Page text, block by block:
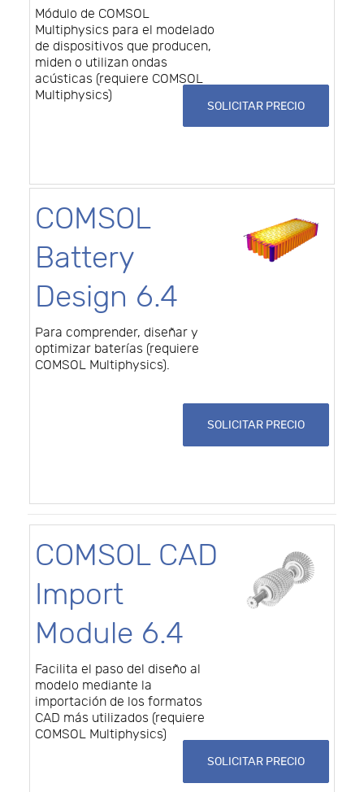
Módulo de COMSOL
Multiphysics para el modelado
de dispositivos que producen,
miden o utilizan ondas
acústicas (requiere COMSOL
Multiphysics)
SOLICITAR PRECIO
COMSOL
Battery
Design 6.4
Para comprender, diseñar y
optimizar baterías (requiere
COMSOL Multiphysics).
SOLICITAR PRECIO
COMSOL CAD
Import
Module 6.4
Facilita el paso del diseño al
modelo mediante la
importación de los formatos
CAD más utilizados (requiere
COMSOL Multiphysics)
SOLICITAR PRECIO